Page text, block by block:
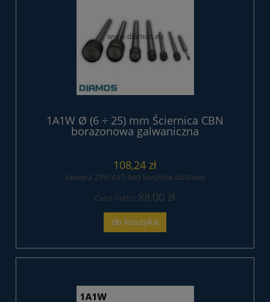
1A1W Ø (6 ÷ 25) mm Ściernica CBN
borazonowa galwaniczna
108,24 zł
zawiera 23% VAT, bez kosztów dostawy
Cena netto: 88,00 zł
do koszyka